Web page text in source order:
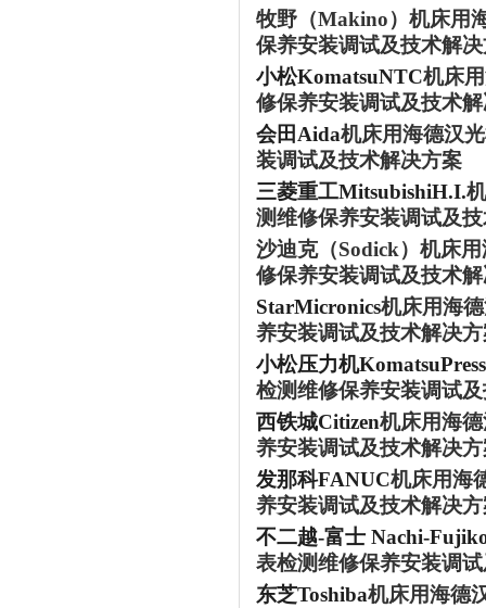
牧野（Makino） 机床用
保养安装调试及技术解
小松KomatsuNTC机床
修保养安装调试及技术
会田 Aida机床用海德汉
装调试及技术解决方案
三菱重工MitsubishiH.I.
测维修保养安装调试及
沙迪克（Sodick） 机床
修保养安装调试及技术
StarMicronics机床用海
养安装调试及技术解决
小松压力机KomatsuPress
检测维修保养安装调试
西铁城Citizen机床用海
养安装调试及技术解决
发那科FANUC机床用海
养安装调试及技术解决
不二越-富士 Nachi-
表检测维修保养安装调
东芝Toshiba机床用海德